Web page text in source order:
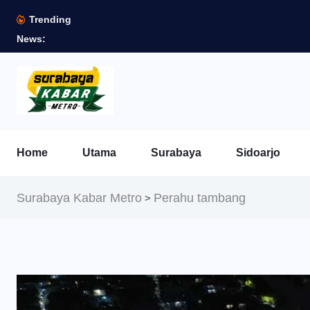
Trending
News:
Home Utama Surabaya Sidoarjo
Surabaya Kabar Metro > Perahu tambang